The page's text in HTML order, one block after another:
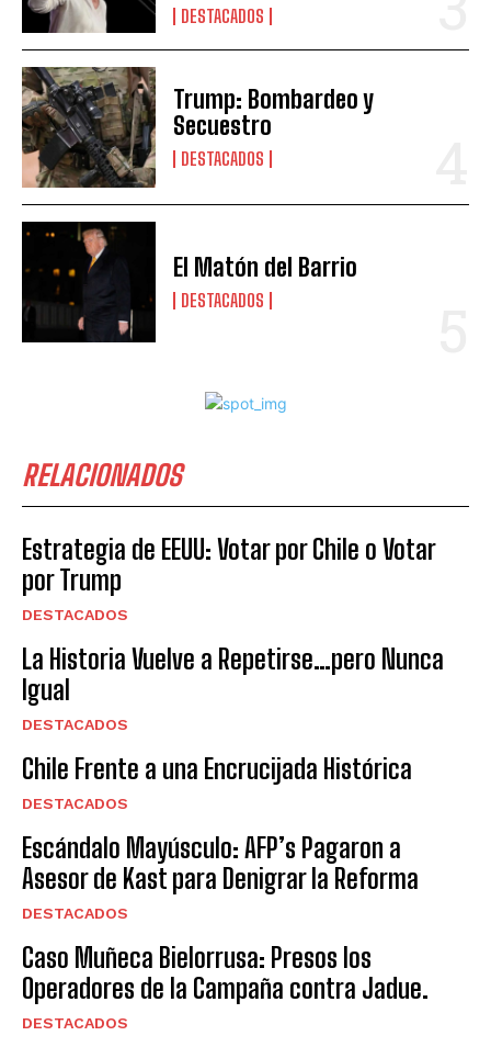
DESTACADOS
Trump: Bombardeo y
Secuestro
DESTACADOS
El Matón del Barrio
DESTACADOS
RELACIONADOS
Estrategia de EEUU: Votar por Chile o Votar
por Trump
DESTACADOS
La Historia Vuelve a Repetirse…pero Nunca
Igual
DESTACADOS
Chile Frente a una Encrucijada Histórica
DESTACADOS
Escándalo Mayúsculo: AFP’s Pagaron a
Asesor de Kast para Denigrar la Reforma
DESTACADOS
Caso Muñeca Bielorrusa: Presos los
Operadores de la Campaña contra Jadue.
DESTACADOS